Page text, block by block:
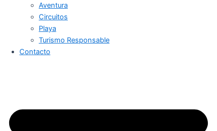
Aventura
Circuitos
Playa
Turismo Responsable
Contacto